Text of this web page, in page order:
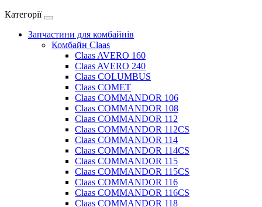
Категорії
Запчастини для комбайнів
Комбайн Claas
Claas AVERO 160
Claas AVERO 240
Claas COLUMBUS
Claas COMET
Claas COMMANDOR 106
Claas COMMANDOR 108
Claas COMMANDOR 112
Claas COMMANDOR 112CS
Claas COMMANDOR 114
Claas COMMANDOR 114CS
Claas COMMANDOR 115
Claas COMMANDOR 115CS
Claas COMMANDOR 116
Claas COMMANDOR 116CS
Claas COMMANDOR 118